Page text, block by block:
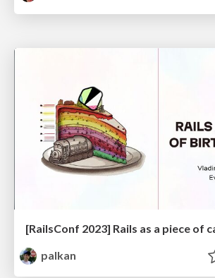
[RailsConf 2023] Rails as a piece of
palkan